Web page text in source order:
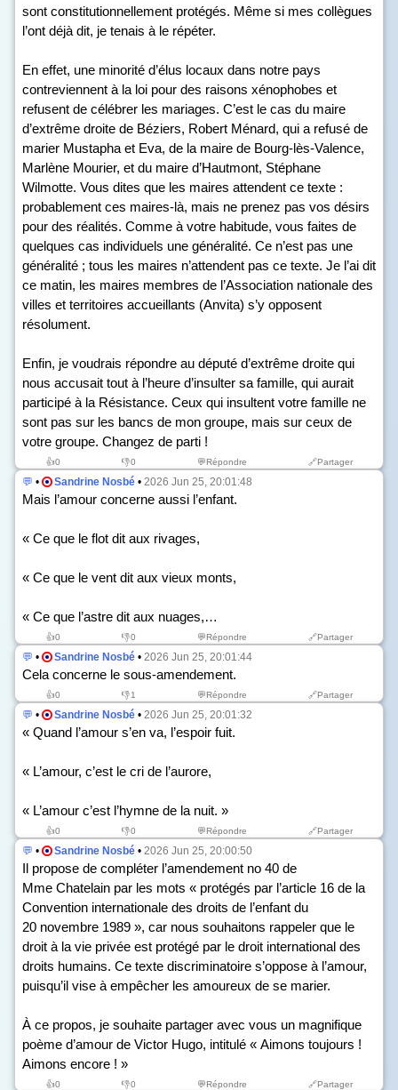
sont constitutionnellement protégés. Même si mes collègues
l’ont déjà dit, je tenais à le répéter.
En effet, une minorité d’élus locaux dans notre pays
contreviennent à la loi pour des raisons xénophobes et
refusent de célébrer les mariages. C’est le cas du maire
d’extrême droite de Béziers, Robert Ménard, qui a refusé de
marier Mustapha et Eva, de la maire de Bourg-lès-Valence,
Marlène Mourier, et du maire d’Hautmont, Stéphane
Wilmotte. Vous dites que les maires attendent ce texte :
probablement ces maires-là, mais ne prenez pas vos désirs
pour des réalités. Comme à votre habitude, vous faites de
quelques cas individuels une généralité. Ce n’est pas une
généralité ; tous les maires n’attendent pas ce texte. Je l’ai dit
ce matin, les maires membres de l’Association nationale des
villes et territoires accueillants (Anvita) s’y opposent
résolument.
Enfin, je voudrais répondre au député d’extrême droite qui
nous accusait tout à l’heure d’insulter sa famille, qui aurait
participé à la Résistance. Ceux qui insultent votre famille ne
sont pas sur les bancs de mon groupe, mais sur ceux de
votre groupe. Changez de parti !
👍0 👎0 💬Répondre 🔗Partager
💬 • Sandrine Nosbé • 2026 Jun 25, 20:01:48
Mais l’amour concerne aussi l’enfant.
« Ce que le flot dit aux rivages,
« Ce que le vent dit aux vieux monts,
« Ce que l’astre dit aux nuages,…
👍0 👎0 💬Répondre 🔗Partager
💬 • Sandrine Nosbé • 2026 Jun 25, 20:01:44
Cela concerne le sous-amendement.
👍0 👎1 💬Répondre 🔗Partager
💬 • Sandrine Nosbé • 2026 Jun 25, 20:01:32
« Quand l’amour s’en va, l’espoir fuit.
« L’amour, c’est le cri de l’aurore,
« L’amour c’est l’hymne de la nuit. »
👍0 👎0 💬Répondre 🔗Partager
💬 • Sandrine Nosbé • 2026 Jun 25, 20:00:50
Il propose de compléter l’amendement no 40 de
Mme Chatelain par les mots « protégés par l’article 16 de la
Convention internationale des droits de l’enfant du
20 novembre 1989 », car nous souhaitons rappeler que le
droit à la vie privée est protégé par le droit international des
droits humains. Ce texte discriminatoire s’oppose à l’amour,
puisqu’il vise à empêcher les amoureux de se marier.
À ce propos, je souhaite partager avec vous un magnifique
poème d’amour de Victor Hugo, intitulé « Aimons toujours !
Aimons encore ! »
👍0 👎0 💬Répondre 🔗Partager